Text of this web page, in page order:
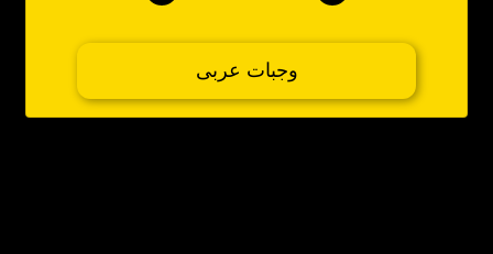
وجبات عربى